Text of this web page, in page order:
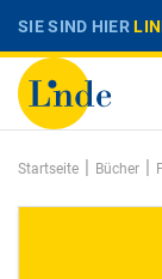
SIE SIND HIER
Startseite | Bücher |